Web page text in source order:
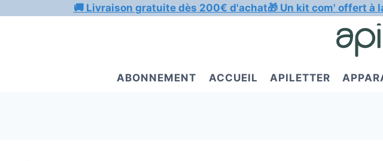
🚚 Livraison gratuite dès 200€ d'achat🎁 Un kit com' offert à
ABONNEMENT ACCUEIL APILETTER